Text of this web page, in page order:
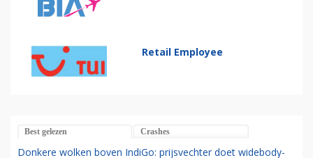
Retail Employee
Best gelezen Crashes
Donkere wolken boven IndiGo: prijsvechter doet widebody-